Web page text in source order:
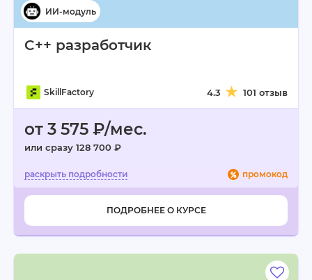
C++ разработчик
SkillFactory 4.3 101 отзыв
от 3 575 ₽/мес.
или сразу 128 700 ₽
промокод
ПОДРОБНЕЕ О КУРСЕ